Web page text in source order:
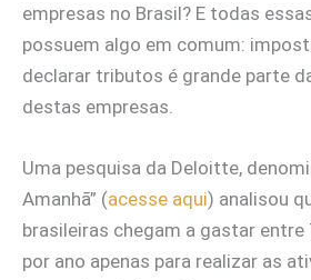
empresas no Brasil? E todas
possuem algo em comum:
declarar tributos é grande parte
destas empresas.
Uma pesquisa da Deloitte,
Amanhã” (acesse aqui) analisou
brasileiras chegam a gastar entre
por ano apenas para realizar as